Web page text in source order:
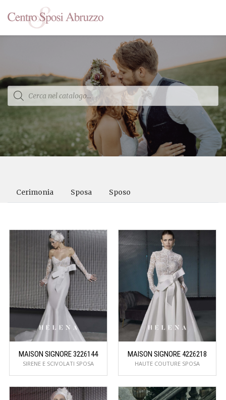
Products
search
Cerimonia Sposa Sposo
MAISON SIGNORE 3226144
SIRENE E SCIVOLATI SPOSA
MAISON SIGNORE 4226218
HAUTE COUTURE SPOSA